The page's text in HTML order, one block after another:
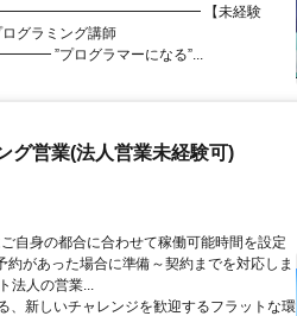
【未経験
グラミング講師
ログラマーになる”...
グ営業(法人営業未経験可)
自身の都合に合わせて稼働可能時間を設定
があった場合に準備～契約までを対応しま
法人の営業...
、新しいチャレンジを歓迎するフラットな環